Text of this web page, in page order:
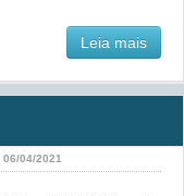
Leia mais
06/04/2021